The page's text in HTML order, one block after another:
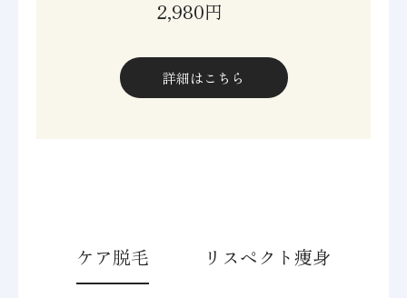
2,980円
詳細はこちら
ケア脱毛 リスペクト痩身